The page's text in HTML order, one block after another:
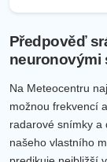
Předpověď
neuronovými
Na Meteocentru
možnou frekvencí
radarové snímky a
našeho vlastního